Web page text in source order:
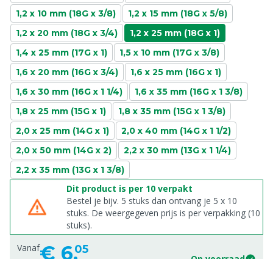
1,2 x 10 mm (18G x 3/8)
1,2 x 15 mm (18G x 5/8)
1,2 x 20 mm (18G x 3/4)
1,2 x 25 mm (18G x 1)
1,4 x 25 mm (17G x 1)
1,5 x 10 mm (17G x 3/8)
1,6 x 20 mm (16G x 3/4)
1,6 x 25 mm (16G x 1)
1,6 x 30 mm (16G x 1 1/4)
1,6 x 35 mm (16G x 1 3/8)
1,8 x 25 mm (15G x 1)
1,8 x 35 mm (15G x 1 3/8)
2,0 x 25 mm (14G x 1)
2,0 x 40 mm (14G x 1 1/2)
2,0 x 50 mm (14G x 2)
2,2 x 30 mm (13G x 1 1/4)
2,2 x 35 mm (13G x 1 3/8)
Dit product is per 10 verpakt
Bestel je bijv. 5 stuks dan ontvang je 5 x 10
stuks. De weergegeven prijs is per verpakking (10
stuks).
Vanaf€ 6,05